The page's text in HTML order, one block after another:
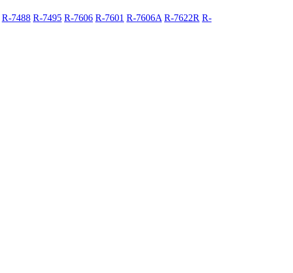
R-7488 R-7495 R-7606 R-7601 R-7606A R-7622R R-